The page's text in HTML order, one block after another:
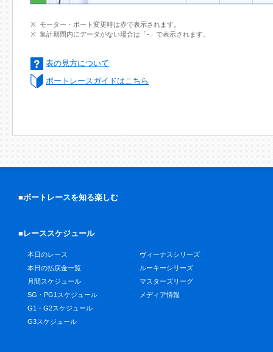
モーター・ボート変更時は赤で表示されます。
集計期間内にデータがない場合は「-」で表示されます。
表の見方について
ボートレースガイドはこちら
■ボートレースを知る楽しむ
■レーススケジュール
本日のレース
本日の払戻金一覧
月間スケジュール
SG・PG1スケジュール
G1・G2スケジュール
G3スケジュール
ヴィーナスシリーズ
ルーキーシリーズ
マスターズリーグ
メディア情報